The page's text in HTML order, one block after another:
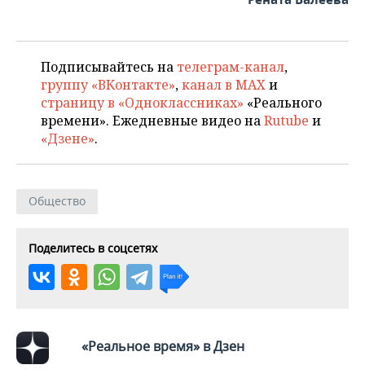
Подписывайтесь на телеграм-канал,
группу «ВКонтакте»,канал в MAXи
страницу в «Одноклассниках» «Реального
времени». Ежедневные видео наRutube и
«Дзене».
Общество
Поделитесь в соцсетях
«Реальное время» в Дзен